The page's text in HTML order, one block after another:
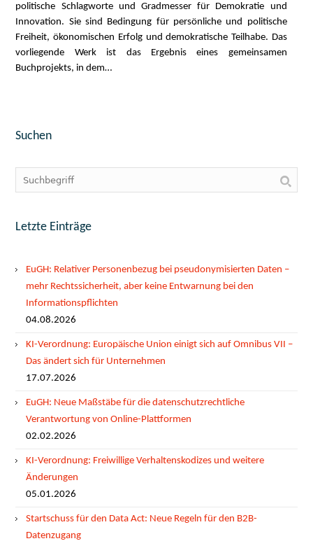
politische Schlagworte und Gradmesser für Demokratie und
Innovation. Sie sind Bedingung für persönliche und politische
Freiheit, ökonomischen Erfolg und demokratische Teilhabe. Das
vorliegende Werk ist das Ergebnis eines gemeinsamen
Buchprojekts, in dem…
Suchen
Letzte Einträge
EuGH: Relativer Personenbezug bei pseudonymisierten Daten –
mehr Rechtssicherheit, aber keine Entwarnung bei den
Informationspflichten
04.08.2026
KI-Verordnung: Europäische Union einigt sich auf Omnibus VII –
Das ändert sich für Unternehmen
17.07.2026
EuGH: Neue Maßstäbe für die datenschutzrechtliche
Verantwortung von Online-Plattformen
02.02.2026
KI-Verordnung: Freiwillige Verhaltenskodizes und weitere
Änderungen
05.01.2026
Startschuss für den Data Act: Neue Regeln für den B2B-
Datenzugang